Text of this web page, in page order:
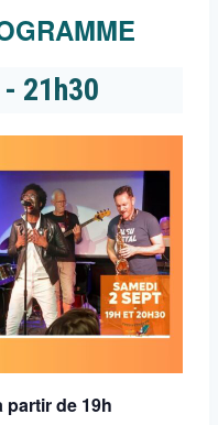
- 21h30
partir de 19h